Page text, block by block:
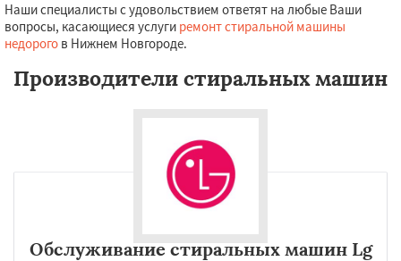
Наши специалисты с удовольствием ответят на любые Ваши
вопросы, касающиеся услуги ремонт стиральной машины
недорого в Нижнем Новгороде.
Производители стиральных машин
Обслуживание стиральных машин Lg